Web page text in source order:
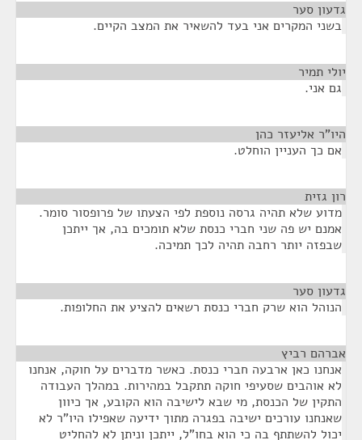
גדעון סער
בשני המקרים אני בעד להשאיר את המצב הקיים.
יולי תמיר
גם אני.
היו"ר אליעזר כהן
אם כך העניין הוחלט.
רון גזית
מדוע שלא תהיה גרסה נוספת לפי הצעתו של פרופסור סומר.
אמנם יש פה שני חברי כנסת שלא תומכים בה, אך ייתכן
שבפזה יותר רחבה תהיה לכך תמיכה.
גדעון סער
הנוהל הוא שרק חברי כנסת רשאים להציע את החלופות.
אברהם רביץ
אנחנו כאן ארבעה חברי כנסת. כאשר מדברים על חוקה, אנחנו
לא אוהבים שסעיפי חוקה תתקבל במהירות. במהלך העבודה
התקין של הכנסת, מי שבא לישיבה הוא הקובע, אך כיוון
שאנחנו עורכים ישיבה בפגרה מתוך ידיעה שאפילו היו"ר לא
יכול להשתתף בה כי הוא בחו"ל, ייתכן וניתן לא להחליט